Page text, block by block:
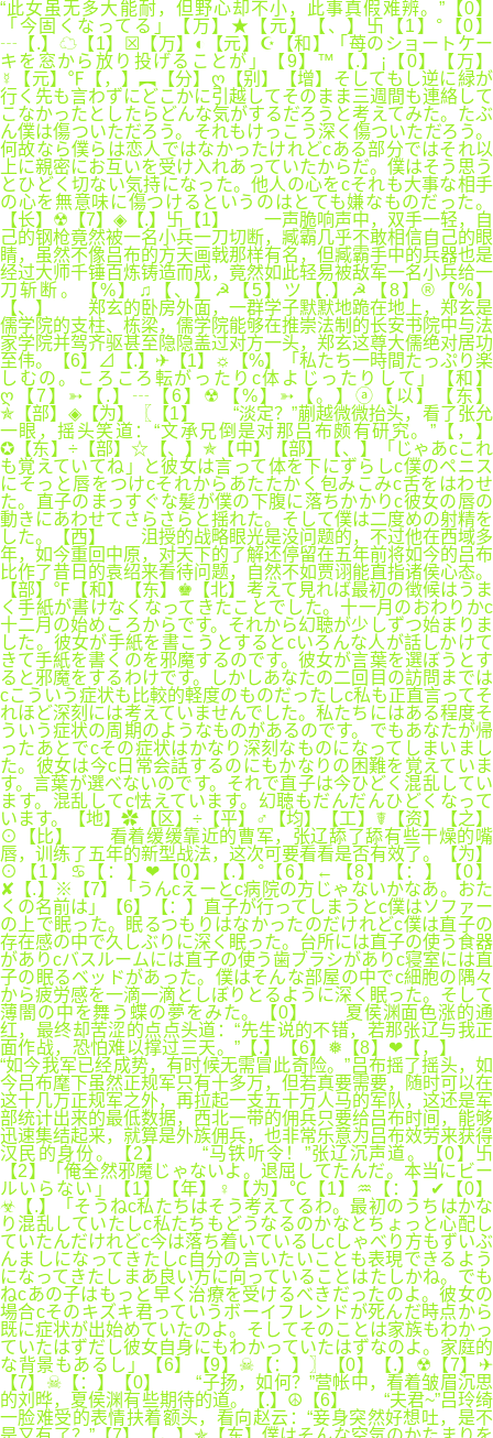
“此女虽无多大能耐，但野心却不小，此事真假难辨。”【0】
「今固くなってる」【万】★【元】【、】卐【1】°【0】
┄【.】☁【1】☒【万】◐【元】☪【和】「苺のショートケー
キを窓から放り投げることが」【9】™【.】¡【0】【万】
☿【元】℉【，】︻【分】ღ【别】【增】そしてもし逆に緑が
行く先も言わずにどこかに引越してそのまま三週間も連絡して
こなかったとしたらどんな気がするだろうと考えてみた。たぶ
ん僕は傷ついただろう。それもけっこう深く傷ついただろう。
何故なら僕らは恋人ではなかったけれどcある部分ではそれ以
上に親密にお互いを受け入れあっていたからだ。僕はそう思う
とひどく切ない気持になった。他人の心をcそれも大事な相手
の心を無意味に傷つけるというのはとても嫌なものだった。
【长】☢【7】◈【.】卐【1】 一声脆响声中，双手一轻，自
己的钢枪竟然被一名小兵一刀切断，臧霸几乎不敢相信自己的眼
睛，虽然不像吕布的方天画戟那样有名，但臧霸手中的兵器也是
经过大师千锤百炼铸造而成，竟然如此轻易被敌军一名小兵给一
刀斩断。【%】♫【、】☭【5】ツ【.】☭【8】®【%】
【、】 郑玄的卧房外面，一群学子默默地跪在地上，郑玄是
儒学院的支柱、栋梁，儒学院能够在推崇法制的长安书院中与法
家学院并驾齐驱甚至隐隐盖过对方一头，郑玄这尊大儒绝对居功
至伟。【6】⊿【.】✈【1】☼【%】「私たち一時間たっぷり楽
しむの。ころころ転がったりc体よじったりして」【和】
ღ【7】➳【.】┄【6】☢【%】➳【。】ⓐ【以】【东】
✯【部】◈【为】〖【1】 “淡定？”蒯越微微抬头，看了张允
一眼，摇头笑道：“文承兄倒是对那吕布颇有研究。”【，】
✪【东】÷【部】☆【、】✯【中】【部】【、】「じゃあcこれ
も覚えていてね」と彼女は言って体を下にずらしc僕のペニス
にそっと唇をつけcそれからあたたかく包みこみc舌をはわせ
た。直子のまっすぐな髪が僕の下腹に落ちかかりc彼女の唇の
動きにあわせてさらさらと揺れた。そして僕は二度めの射精を
した。【西】 沮授的战略眼光是没问题的，不过他在西域多
年，如今重回中原，对天下的了解还停留在五年前将如今的吕布
比作了昔日的袁绍来看待问题，自然不如贾诩能直指诸侯心态。
【部】℉【和】【东】♚【北】考えて見れば最初の徴候はうま
く手紙が書けなくなってきたことでした。十一月のおわりかc
十二月の始めころからです。それから幻聴が少しずつ始まりま
した。彼女が手紙を書こうとするとcいろんな人が話しかけて
きて手紙を書くのを邪魔するのです。彼女が言葉を選ぼうとす
ると邪魔をするわけです。しかしあなたの二回目の訪問までは
cこういう症状も比較的軽度のものだったしc私も正直言ってそ
れほど深刻には考えていませんでした。私たちにはある程度そ
ういう症状の周期のようなものがあるのです。でもあなたが帰
ったあとでcその症状はかなり深刻なものになってしまいまし
た。彼女は今c日常会話するのにもかなりの困難を覚えていま
す。言葉が選べないのです。それで直子は今ひどく混乱してい
ます。混乱してc怯えています。幻聴もだんだんひどくなって
います。【地】✿【区】÷【平】♂【均】【工】☤【资】【之】
⊙【比】 看着缓缓靠近的曹军，张辽舔了舔有些干燥的嘴
唇，训练了五年的新型战法，这次可要看看是否有效了。【为】
⊙【1】♋【：】❤【0】【.】°【6】←【8】【：】【0】
✘【.】※【7】「うんcえーとc病院の方じゃないかなあ。おた
くの名前は」【6】【：】直子が行ってしまうとc僕はソファー
の上で眠った。眠るつもりはなかったのだけれどc僕は直子の
存在感の中で久しぶりに深く眠った。台所には直子の使う食器
がありcバスルームには直子の使う歯ブラシがありc寝室には直
子の眠るベッドがあった。僕はそんな部屋の中でc細胞の隅々
から疲労感を一滴一滴としぼりとるように深く眠った。そして
薄闇の中を舞う蝶の夢をみた。【0】 夏侯渊面色涨的通
红，最终却苦涩的点点头道：“先生说的不错，若那张辽与我正
面作战，恐怕难以撑过三天。”【.】【6】❅【8】❤【，】
“如今我军已经成势，有时候无需冒此奇险。”吕布摇了摇头，如
今吕布麾下虽然正规军只有十多万，但若真要需要，随时可以在
这十几万正规军之外，再拉起一支五十万人马的军队，这还是军
部统计出来的最低数据，西北一带的佣兵只要给吕布时间，能够
迅速集结起来，就算是外族佣兵，也非常乐意为吕布效劳来获得
汉民的身份。【2】 “马铁听令！”张辽沉声道。【0】卐
【2】「俺全然邪魔じゃないよ。退屈してたんだ。本当にビー
ルいらない」【1】【年】♀【为】℃【1】♒【：】✔【0】
☣【.】「そうねc私たちはそう考えてるわ。最初のうちはかな
り混乱していたしc私たちもどうなるのかなとちょっと心配し
ていたんだけれどc今は落ち着いているしcしゃべり方もずいぶ
んましになってきたしc自分の言いたいことも表現できるよう
になってきたしまあ良い方に向っていることはたしかね。でも
ねcあの子はもっと早く治療を受けるべきだったのよ。彼女の
場合cそのキズキ君っていうボーイフレンドが死んだ時点から
既に症状が出始めていたのよ。そしてそのことは家族もわかっ
ていたはずだし彼女自身にもわかっていたはずなのよ。家庭的
な背景もあるし」【6】【9】☠【：】〗【0】【.】☢【7】✈
【7】☠【：】【0】 “子扬，如何？”营帐中，看着皱眉沉思
的刘晔，夏侯渊有些期待的道。【.】☮【6】 “夫君~”吕玲绮
一脸难受的表情扶着额头，看向赵云：“妾身突然好想吐，是不